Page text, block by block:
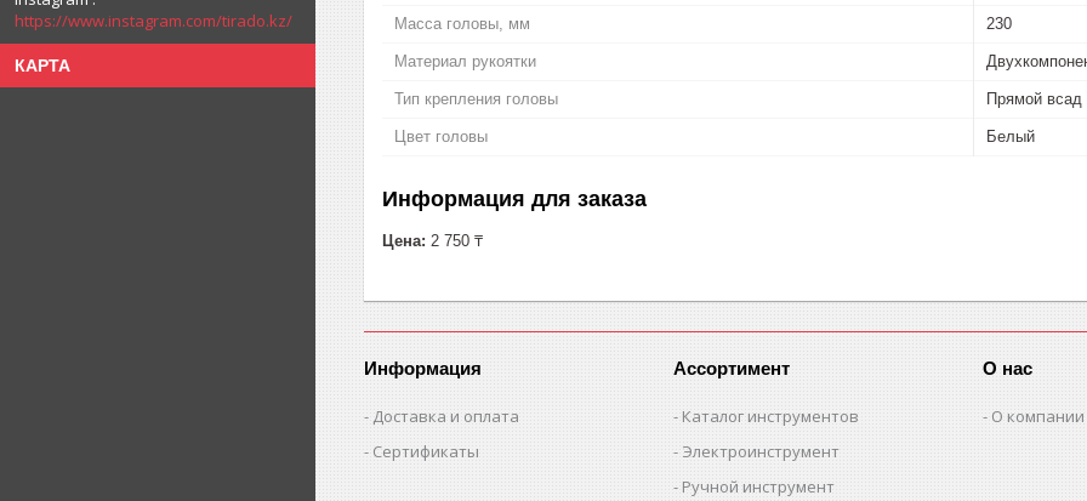
https://www.instagram.com/tirado.kz/
КАРТА
Масса головы, мм 230
Материал рукоятки
Тип крепления головы Прямой всад
Цвет головы Белый
Информация для заказа
Цена: 2 750 ₸
Информация
Доставка и оплата
Сертификаты
Ассортимент
Каталог инструментов
Электроинструмент
Ручной инструмент
О нас
О компании